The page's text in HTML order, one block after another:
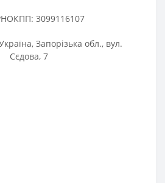
3099116107
Запорізька обл., вул.
Сєдова, 7